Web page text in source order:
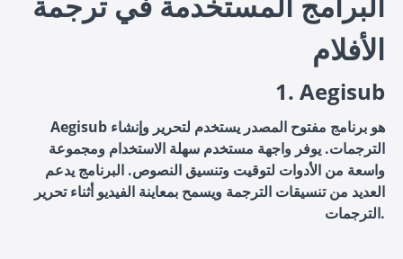
الأفلام
1. Aegisub
Aegisub هو برنامج مفتوح المصدر يستخدم لتحرير وإنشاء
الترجمات. يوفر واجهة مستخدم سهلة الاستخدام ومجموعة
واسعة من الأدوات لتوقيت وتنسيق النصوص. البرنامج يدعم
العديد من تنسيقات الترجمة ويسمح بمعاينة الفيديو أثناء تحرير
الترجمات.